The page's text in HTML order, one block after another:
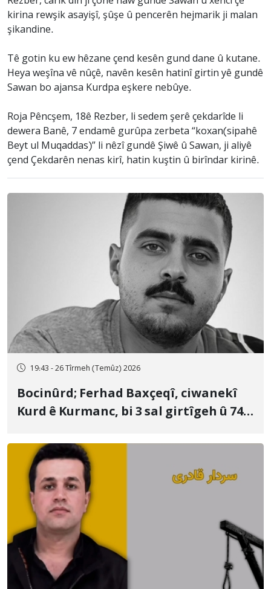
kirina rewşik asayişî, şûşe û pencerên hejmarik ji malan
şikandine.
Tê gotin ku ew hêzane çend kesên gund dane û kutane.
Heya weşîna vê nûçê, navên kesên hatinî girtin yê gundê
Sawan bo ajansa Kurdpa eşkere nebûye.
Roja Pêncşem, 18ê Rezber, li sedem şerê çekdarîde li
dewera Banê, 7 endamê gurûpa zerbeta “koxan(sipahê
Beyt ul Muqaddas)” li nêzî gundê Şiwê û Sawan, ji aliyê
çend Çekdarên nenas kirî, hatin kuştin û birîndar kirinê.
19:43 - 26 Tîrmeh (Temûz) 2026
Bocinûrd; Ferhad Baxçeqî, ciwanekî
Kurd ê Kurmanc, bi 3 sal girtîgeh û 74